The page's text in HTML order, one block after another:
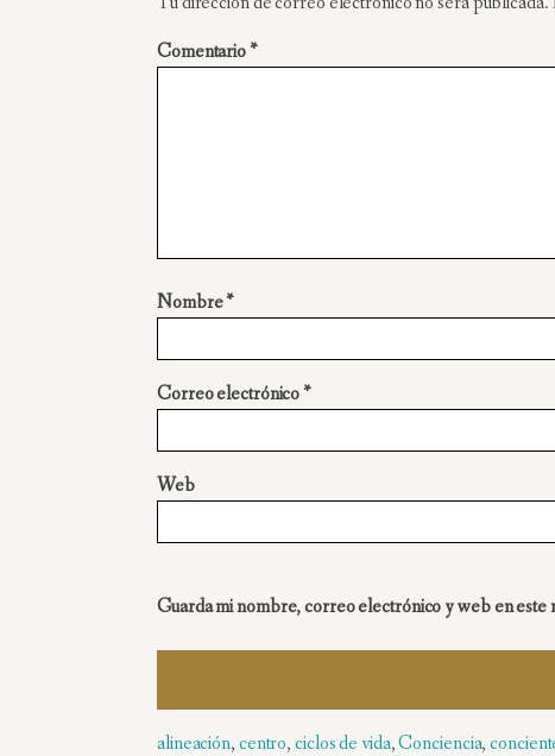
Comentario*
Nombre*
Correo electrónico*
Web
Guarda mi nombre, correo electrónico y web en este
alineación,centro,ciclos de vida,Conciencia,